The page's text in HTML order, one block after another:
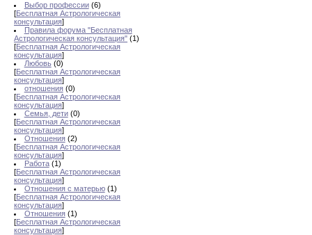
Выбор профессии (6)
[Бесплатная Астрологическая
консультация]
Правила форума "Бесплатная
Астрологическая консультация" (1)
[Бесплатная Астрологическая
консультация]
Любовь (0)
[Бесплатная Астрологическая
консультация]
отношения (0)
[Бесплатная Астрологическая
консультация]
Семья, дети (0)
[Бесплатная Астрологическая
консультация]
Отношения (2)
[Бесплатная Астрологическая
консультация]
Работа (1)
[Бесплатная Астрологическая
консультация]
Отношения с матерью (1)
[Бесплатная Астрологическая
консультация]
Отношения (1)
[Бесплатная Астрологическая
консультация]